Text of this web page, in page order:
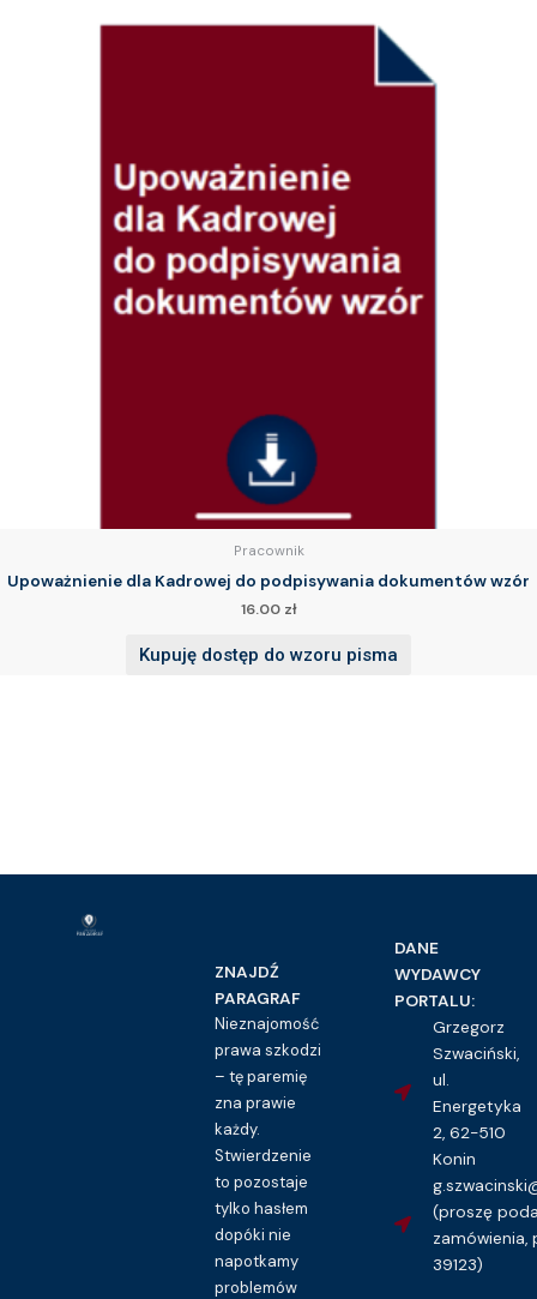
Pracownik
Upoważnienie dla Kadrowej do podpisywania dokumentów wzór
16.00 zł
Kupuję dostęp do wzoru pisma
ZNAJDŹ
PARAGRAF
Nieznajomość
prawa szkodzi
– tę paremię
zna prawie
każdy.
Stwierdzenie
to pozostaje
tylko hasłem
dopóki nie
napotkamy
problemów
DANE
WYDAWCY
PORTALU:
Grzegorz
Szwaciński,
ul.
Energetyka
2, 62-510
Konin
(proszę
zamówienia,
39123)